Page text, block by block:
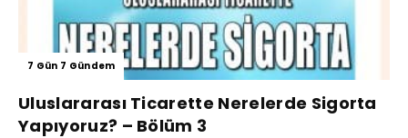
7 Gün 7 Gündem
Uluslararası Ticarette Nerelerde Sigorta
Yapıyoruz? – Bölüm 3